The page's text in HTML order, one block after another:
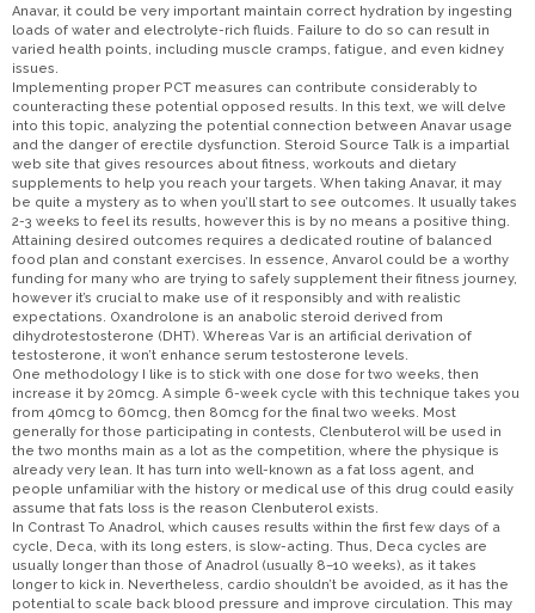
Anavar, it could be very important maintain correct hydration by ingesting
loads of water and electrolyte-rich fluids. Failure to do so can result in
varied health points, including muscle cramps, fatigue, and even kidney
issues.
Implementing proper PCT measures can contribute considerably to
counteracting these potential opposed results. In this text, we will delve
into this topic, analyzing the potential connection between Anavar usage
and the danger of erectile dysfunction. Steroid Source Talk is a impartial
web site that gives resources about fitness, workouts and dietary
supplements to help you reach your targets. When taking Anavar, it may
be quite a mystery as to when you’ll start to see outcomes. It usually takes
2-3 weeks to feel its results, however this is by no means a positive thing.
Attaining desired outcomes requires a dedicated routine of balanced
food plan and constant exercises. In essence, Anvarol could be a worthy
funding for many who are trying to safely supplement their fitness journey,
however it’s crucial to make use of it responsibly and with realistic
expectations. Oxandrolone is an anabolic steroid derived from
dihydrotestosterone (DHT). Whereas Var is an artificial derivation of
testosterone, it won’t enhance serum testosterone levels.
One methodology I like is to stick with one dose for two weeks, then
increase it by 20mcg. A simple 6-week cycle with this technique takes you
from 40mcg to 60mcg, then 80mcg for the final two weeks. Most
generally for those participating in contests, Clenbuterol will be used in
the two months main as a lot as the competition, where the physique is
already very lean. It has turn into well-known as a fat loss agent, and
people unfamiliar with the history or medical use of this drug could easily
assume that fats loss is the reason Clenbuterol exists.
In Contrast To Anadrol, which causes results within the first few days of a
cycle, Deca, with its long esters, is slow-acting. Thus, Deca cycles are
usually longer than those of Anadrol (usually 8–10 weeks), as it takes
longer to kick in. Nevertheless, cardio shouldn’t be avoided, as it has the
potential to scale back blood pressure and improve circulation. This may